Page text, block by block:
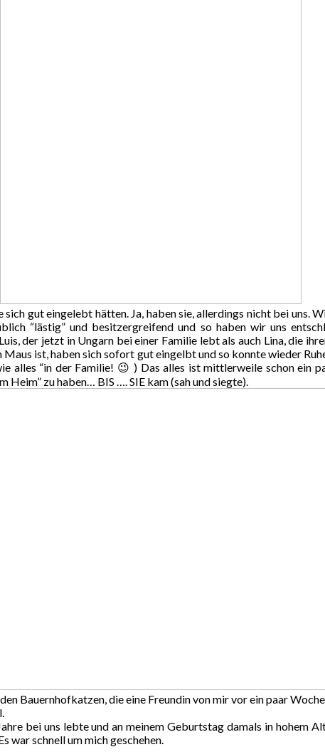
gut eingelebt hätten. Ja, haben sie, allerdings nicht bei uns.
“lästig” und besitzergreifend und so haben wir uns
der jetzt in Ungarn bei einer Familie lebt als auch Lina, die
ist, haben sich sofort gut eingelbt und so konnte wieder
alles “in der Familie! 😉 ) Das alles ist mittlerweile schon ein
zu haben… BIS …. SIE kam (sah und siegte).
Bauernhofkatzen, die eine Freundin von mir vor ein paar
bei uns lebte und an meinem Geburtstag damals in hohem
war schnell um mich geschehen.